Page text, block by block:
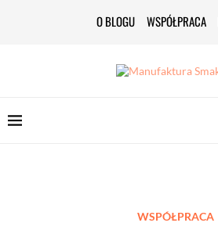
O BLOGU WSPÓŁPRACA
WSPÓŁPRACA